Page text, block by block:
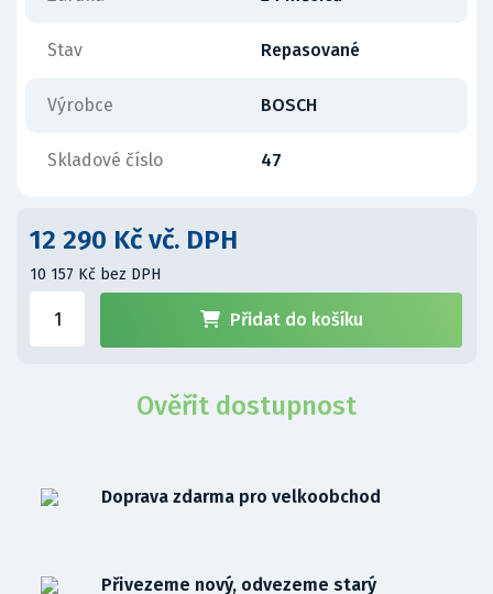
Stav Repasované
Výrobce BOSCH
Skladové číslo 47
12 290 Kč vč. DPH
10 157 Kč bez DPH
Přidat do košíku
Ověřit dostupnost
Doprava zdarma pro velkoobchod
Přivezeme nový, odvezeme starý